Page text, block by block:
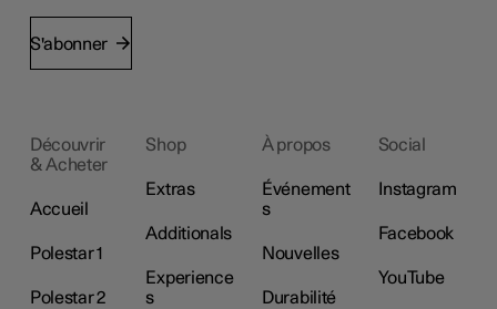
S'abonner
Découvrir
& Acheter
Accueil
Polestar 1
Polestar 2
Shop
Extras
Additionals
Experience
s
À propos
Événement
s
Nouvelles
Durabilité
Social
Instagram
Facebook
YouTube